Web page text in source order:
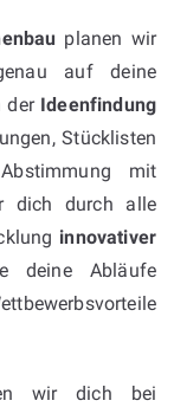
planen wir
auf deine
der Ideenfindung
Stücklisten
mit
dich durch alle
innovativer
deine Abläufe
wir dich bei